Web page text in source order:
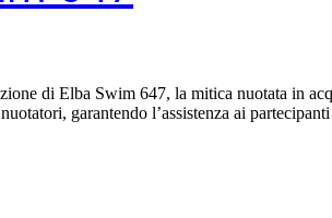
di Elba Swim 647, la mitica nuotata in
garantendo l’assistenza ai